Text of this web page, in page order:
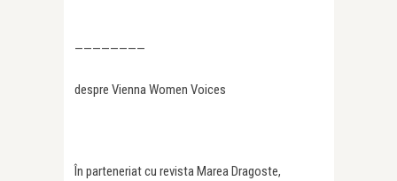
————————
despre Vienna Women Voices
În parteneriat cu revista Marea Dragoste,